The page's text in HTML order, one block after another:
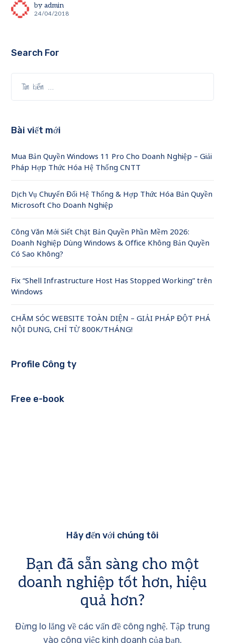
by admin
24/04/2018
Search For
Bài viết mới
Mua Bản Quyền Windows 11 Pro Cho Doanh Nghiệp – Giải
Pháp Hợp Thức Hóa Hệ Thống CNTT
Dịch Vụ Chuyển Đổi Hệ Thống & Hợp Thức Hóa Bản Quyền
Microsoft Cho Doanh Nghiệp
Công Văn Mới Siết Chặt Bản Quyền Phần Mềm 2026:
Doanh Nghiệp Dùng Windows & Office Không Bản Quyền
Có Sao Không?
Fix “Shell Infrastructure Host Has Stopped Working” trên
Windows
CHĂM SÓC WEBSITE TOÀN DIỆN – GIẢI PHÁP ĐỘT PHÁ
NỘI DUNG, CHỈ TỪ 800K/THÁNG!
Profile Công ty
Free e-book
Hãy đến với chúng tôi
Bạn đã sẵn sàng cho một
doanh nghiệp tốt hơn, hiệu
quả hơn?
Đừng lo lắng về các vấn đề công nghệ. Tập trung
vào công việc kinh doanh của bạn.